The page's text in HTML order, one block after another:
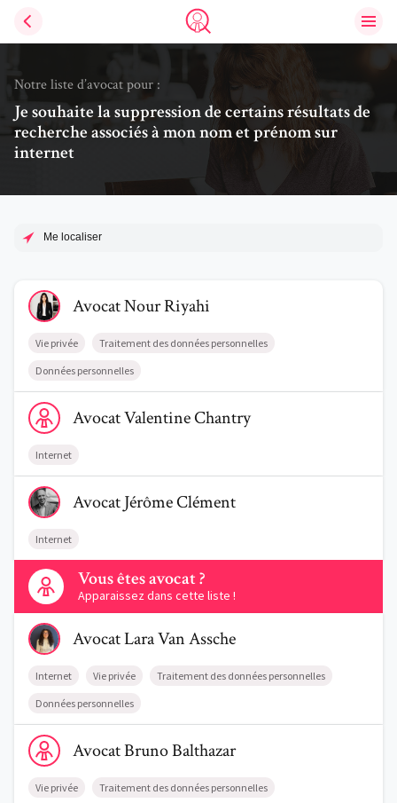
Trouve un avocat
Notre liste d’avocat pour :
Je souhaite la suppression de certains résultats de
recherche associés à mon nom et prénom sur
internet
Me localiser
Voir le profil de AvocatNour Riyahi
AvocatNourRiyahi
Vie privée Traitement des données personnelles
Données personnelles
Voir le profil de AvocatValentine Chantry
AvocatValentineChantry
Internet
Voir le profil de AvocatJérôme Clément
AvocatJérômeClément
Internet
Vous êtes avocat ?
Apparaissez dans cette liste !
Contactez-nous
Voir le profil de AvocatLara Van Assche
AvocatLaraVan Assche
Internet Vie privée Traitement des données personnelles
Données personnelles
Voir le profil de AvocatBruno Balthazar
AvocatBrunoBalthazar
Vie privée Traitement des données personnelles